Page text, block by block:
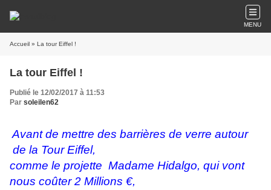
MENU
Accueil » La tour Eiffel !
La tour Eiffel !
Publié le 12/02/2017 à 11:53
Par soleilen62
Avant de mettre des barrières de verre autour
de la Tour Eiffel,
comme le projette Madame Hidalgo, qui vont
nous coûter 2 Millions €,